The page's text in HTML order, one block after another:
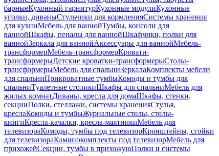
барныеКухонный гарнитурКухонные модулиКухонные
уголки, диваныСтульчики для кормленияСистемы хранения
для кухниМебель для ваннойТумбы, консоли для
ваннойШкафы, пеналы для ваннойШкафчики, полки для
ваннойЗеркала для ваннойАксессуары для ваннойМебель-
трансформерМебель-трансформерКровати-
трансформерыДетские кроватки-трансформерыСтолы-
трансформерыМебель для спальниЗеркалаКомплекты мебели
для спальниПрикроватные тумбыКомоды и тумбы для
спальниТуалетные столикиШкафы для спальниМебель для
жилых комнатДиваны, кресла для домаШкафы, стенки,
секцииПолки, стеллажи, системы храненияСтулья,
креслаКомоды и тумбыЖурнальные столы, столы-
книгиКресла-качалки, кресла-маятникиМебель для
телевизораКомоды, тумбы под телевизорКронштейны, стойки
для телевизораКаминокомплекты под телевизорМебель для
прихожейСекции, тумбы в прихожуюПолки и системы